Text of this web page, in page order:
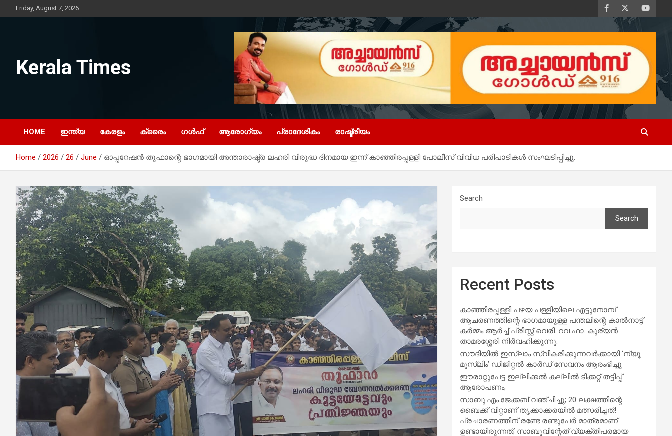
to
Friday, August 7, 2026
Kerala Times
HOME ഇന്ത്യ കേരളം ക്രൈം ഗൾഫ് ആരോഗ്യം പ്രാദേശികം രാഷ്ട്രീയം
Home 2026 26 June ഓപ്പറേഷൻ തൂഫാന്റെ ഭാഗമായി അന്താരാഷ്ട്ര ലഹരി വിരുദ്ധ ദിനമായ ഇന്ന് കാഞ്ഞിരപ്പള്ളി പോലീസ് വിവിധ പരിപാടികൾ സംഘടിപ്പിച്ചു.
Search
Search
Recent Posts
കാഞ്ഞിരപ്പള്ളി പഴയ പള്ളിയിലെ എട്ടുനോമ്പ്
ആചരണത്തിന്റെ ഭാഗമായുള്ള പന്തലിന്റെ കാൽനാട്ട്
കർമ്മം ആർച്ച് പ്രീസ്റ്റ് വെരി. റവ.ഫാ. കുര്യൻ
താമരശ്ശേരി നിർവഹിക്കുന്നു.
സൗദിയില്‍ ഇസ്‌ലാം സ്വീകരിക്കുന്നവര്‍ക്കായി ‘ന്യൂ
മുസ്ലിം’ ഡിജിറ്റല്‍ കാര്‍ഡ് സേവനം ആരംഭിച്ചു
ഈരാറ്റുപേട്ട ഇല്ലിക്കൽ കല്ലിൽ ടിക്കറ്റ് തട്ടിപ്പ്
ആരോപണം;
സാബു.എം.ജേക്കബ് വഞ്ചിച്ചു; 20 ലക്ഷത്തിന്റെ
ബൈക്ക് വിറ്റാണ് തൃക്കാക്കരയില്‍ മത്സരിച്ചത്!
പ്രചാരണത്തിന് രണ്ടേ രണ്ടുപേര്‍ മാത്രമാണ്
ഉണ്ടായിരുന്നത്; സാബുവിന്റേത് വ്യക്തിപരമായ